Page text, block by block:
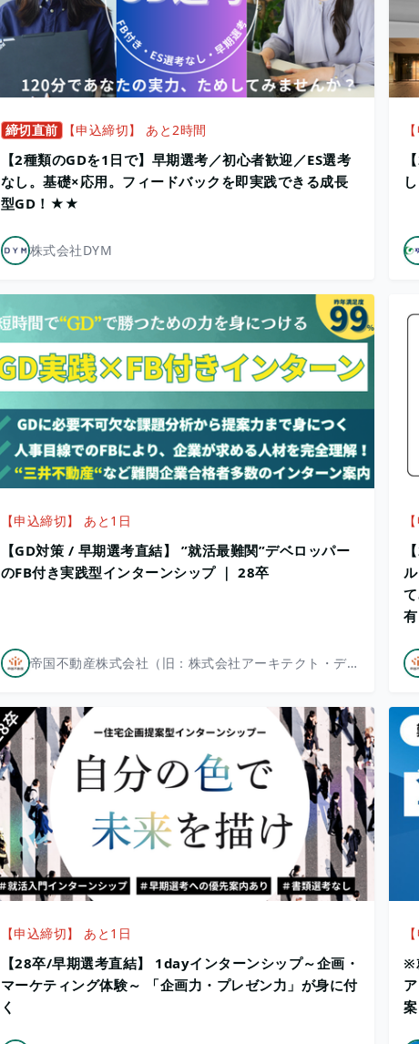
締切直前 【申込締切】 あと2時間
【2種類のGDを1日で】早期選考／初心者歓迎／ES選考
なし。基礎×応用。フィードバックを即実践できる成長
型GD！★★
株式会社DYM
【申込締切】 あと1日
【GD対策 / 早期選考直結】 ”就活最難関”デベロッパー
のFB付き実践型インターンシップ ｜ 28卒
帝国不動産株式会社（旧：株式会社アーキテクト・ディベロッパー）
有
【申込締切】 あと1日
【28卒/早期選考直結】 1dayインターンシップ～企画・
マーケティング体験～ 「企画力・プレゼン力」が身に付
く
※